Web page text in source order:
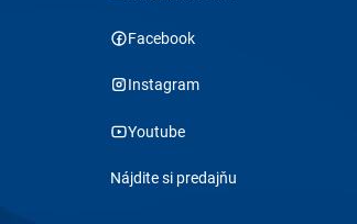
Facebook
Instagram
Youtube
Nájdite si predajňu